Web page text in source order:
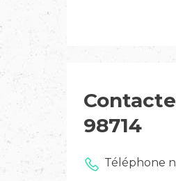
98714
Téléphone